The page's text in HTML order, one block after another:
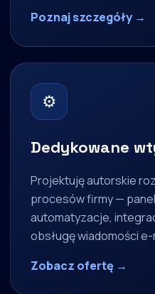
Poznaj szczegóły →
⚙
Dedykowane
Projektuję autorskie
procesów firmy —
automatyzacje,
obsługę wiadomości e-
Zobacz ofertę →